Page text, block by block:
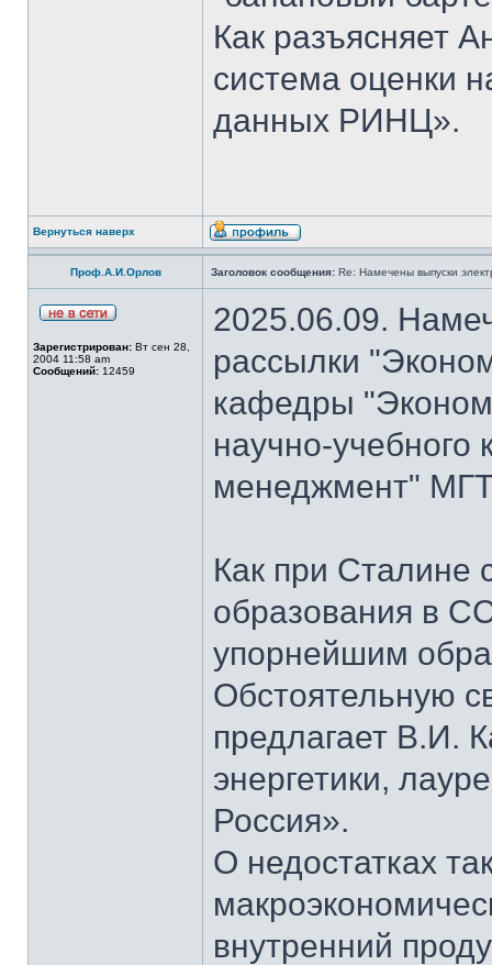
Как разъясняет
система оценки
данных РИНЦ».
Вернуться наверх
Проф.А.И.Орлов Заголовок сообщения: Re: Намечены выпуски
Зарегистрирован: Вт сен 28,
2004 11:58 am
Сообщений: 12459
2025.06.09.
рассылки
кафедры
научно-
менеджмент"
Как при Сталине
образования в
упорнейшим
Обстоятельную
предлагает В.И.
энергетики,
Россия».
О недостатках
внутренний